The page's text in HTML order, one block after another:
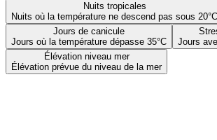
Nuits tropicales
Nuits où la température ne descend pas sous 20°C
Jours de canicule
Jours où la température dépasse 35°C
Jours
Élévation niveau mer
Élévation prévue du niveau de la mer